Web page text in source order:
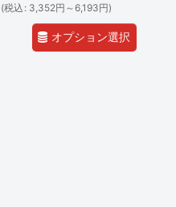
(税込 : 3,352円 ～6,193円)
オプション選択